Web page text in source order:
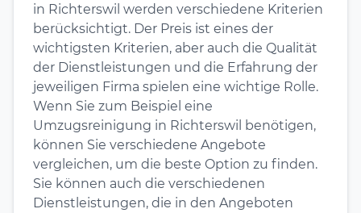
in Richterswil werden verschiedene Kriterien
berücksichtigt. Der Preis ist eines der
wichtigsten Kriterien, aber auch die Qualität
der Dienstleistungen und die Erfahrung der
jeweiligen Firma spielen eine wichtige Rolle.
Wenn Sie zum Beispiel eine
Umzugsreinigung in Richterswil benötigen,
können Sie verschiedene Angebote
vergleichen, um die beste Option zu finden.
Sie können auch die verschiedenen
Dienstleistungen, die in den Angeboten